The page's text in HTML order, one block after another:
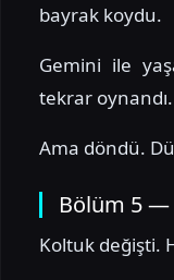
bayrak koydu.
Gemini ile
tekrar
Ama döndü.
Bölüm 5 —
Koltuk değişti.